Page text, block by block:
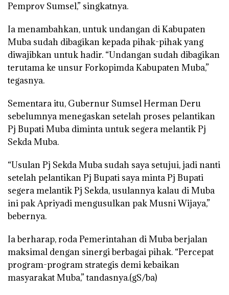
Pemprov Sumsel,” singkatnya.
Ia menambahkan, untuk undangan di Kabupaten
Muba sudah dibagikan kepada pihak-pihak yang
diwajibkan untuk hadir. “Undangan sudah dibagikan
terutama ke unsur Forkopimda Kabupaten Muba,”
tegasnya.
Sementara itu, Gubernur Sumsel Herman Deru
sebelumnya menegaskan setelah proses pelantikan
Pj Bupati Muba diminta untuk segera melantik Pj
Sekda Muba.
“Usulan Pj Sekda Muba sudah saya setujui, jadi nanti
setelah pelantikan Pj Bupati saya minta Pj Bupati
segera melantik Pj Sekda, usulannya kalau di Muba
ini pak Apriyadi mengusulkan pak Musni Wijaya,”
bebernya.
Ia berharap, roda Pemerintahan di Muba berjalan
maksimal dengan sinergi berbagai pihak. “Percepat
program-program strategis demi kebaikan
masyarakat Muba,” tandasnya.(gS/ba)